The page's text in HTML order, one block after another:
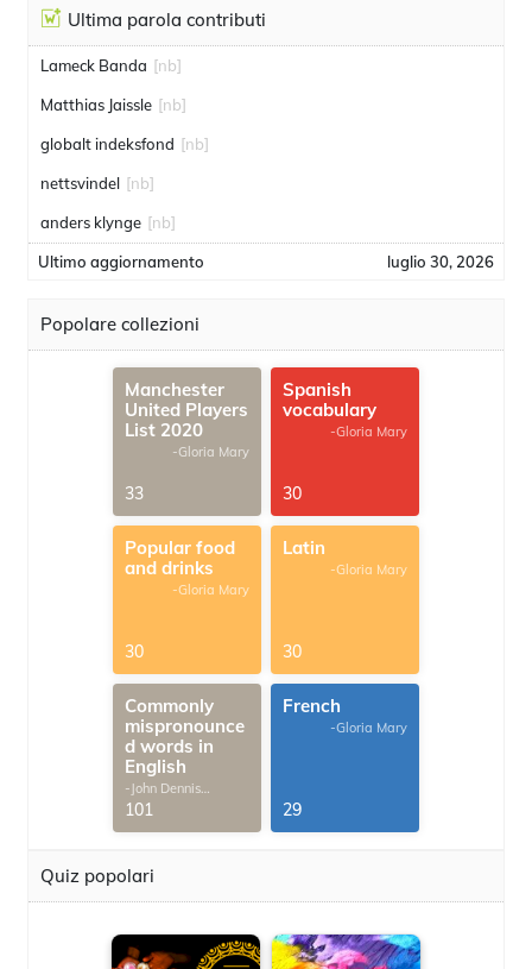
Ultima parola contributi
Lameck Banda [nb]
Matthias Jaissle [nb]
globalt indeksfond [nb]
nettsvindel [nb]
anders klynge [nb]
Ultimo aggiornamento luglio 30, 2026
Popolare collezioni
Manchester
United Players
List 2020
-Gloria Mary
33
Spanish
vocabulary
-Gloria Mary
30
Popular food
and drinks
-Gloria Mary
30
Latin
-Gloria Mary
30
Commonly
mispronounce
d words in
English
-John Dennis
G.Thomas
101
French
-Gloria Mary
29
Quiz popolari